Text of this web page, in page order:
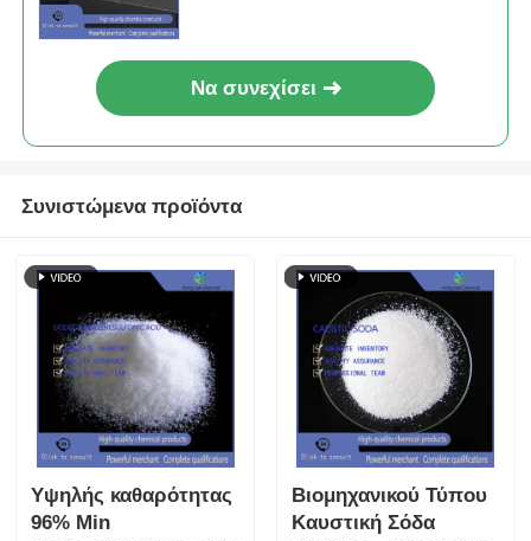
Να συνεχίσει
Συνιστώμενα προϊόντα
Υψηλής καθαρότητας
96% Min
Βιομηχανικού Τύπου
Καυστική Σόδα